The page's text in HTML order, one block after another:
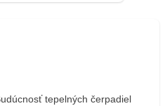
tepelných čerpadiel